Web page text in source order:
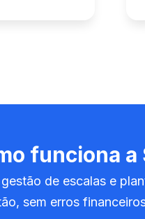
funciona a
de escalas e
sem erros